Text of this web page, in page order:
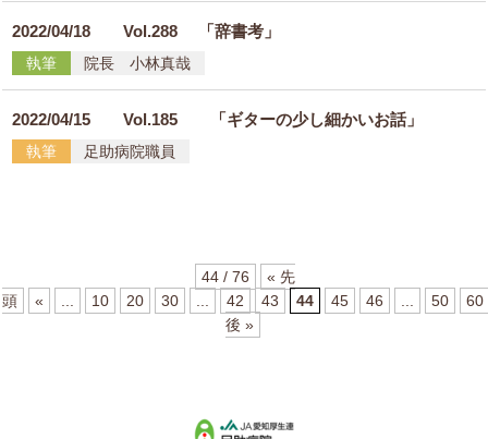
2022/04/18Vol.288 「辞書考」
執筆 院長 小林真哉
2022/04/15Vol.185 「ギターの少し細かいお話」
執筆 足助病院職員
44 / 76
« 先
頭
« ... 10 20 30 ... 42 43 44 45 46 ... 50
60
後 »